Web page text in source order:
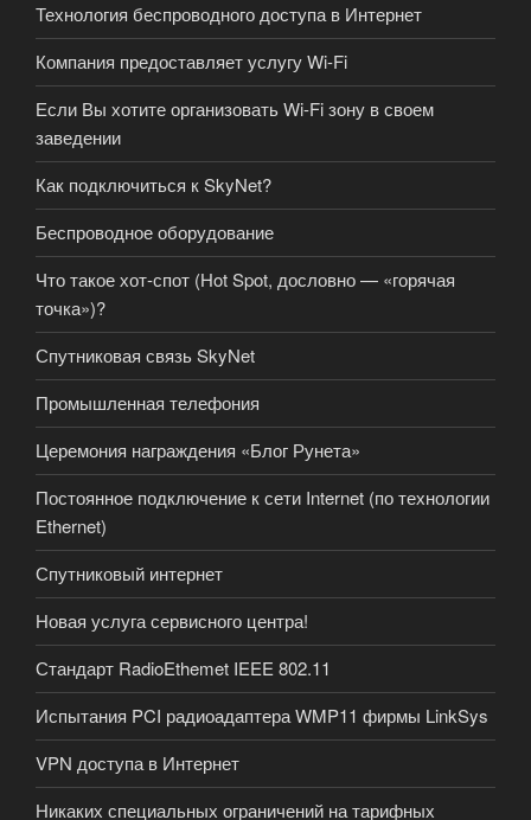
Технология беспроводного доступа в Интернет
Компания предоставляет услугу Wi-Fi
Если Вы хотите организовать Wi-Fi зону в своем
заведении
Как подключиться к SkyNet?
Беспроводное оборудование
Что такое хот-спот (Hot Spot, дословно — «горячая
точка»)?
Спутниковая связь SkyNet
Промышленная телефония
Церемония награждения «Блог Рунета»
Постоянное подключение к сети Internet (по технологии
Ethernet)
Спутниковый интернет
Новая услуга сервисного центра!
Стандарт RadioEthemet IEEE 802.11
Испытания PCI радиоадаптера WMP11 фирмы LinkSys
VPN доступа в Интернет
Никаких специальных ограничений на тарифных